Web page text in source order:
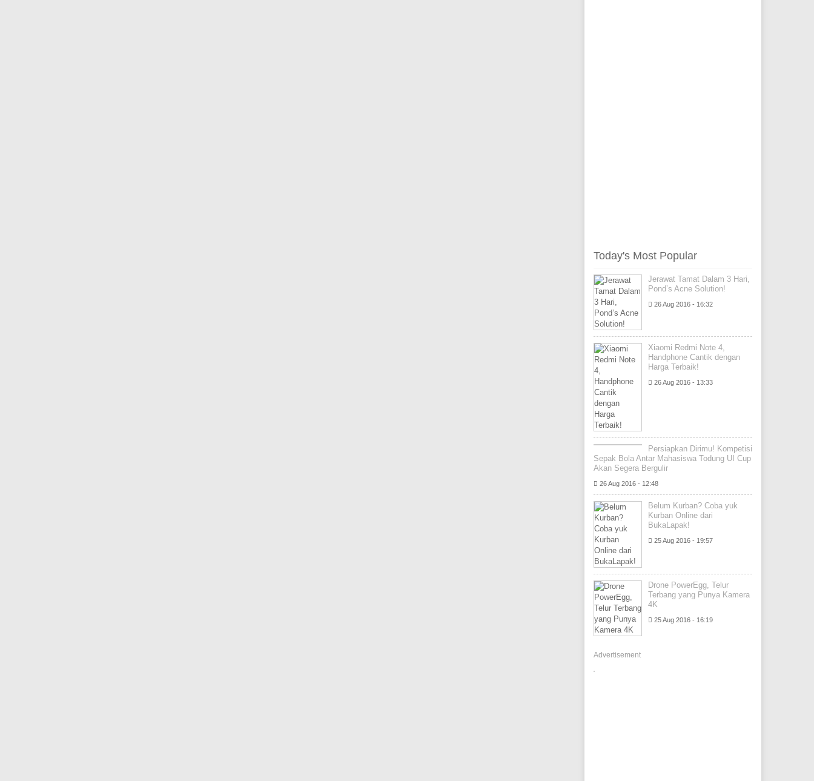
Today's Most Popular
Jerawat Tamat Dalam 3 Hari,
Pond’s Acne Solution!
26 Aug 2016 - 16:32
Xiaomi Redmi Note 4,
Handphone Cantik dengan
Harga Terbaik!
26 Aug 2016 - 13:33
Persiapkan Dirimu! Kompetisi
Sepak Bola Antar Mahasiswa Todung UI Cup
Akan Segera Bergulir
26 Aug 2016 - 12:48
Belum Kurban? Coba yuk
Kurban Online dari
BukaLapak!
25 Aug 2016 - 19:57
Drone PowerEgg, Telur
Terbang yang Punya Kamera
4K
25 Aug 2016 - 16:19
Advertisement